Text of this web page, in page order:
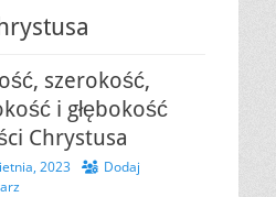
szerokość,
i głębokość
Chrystusa
2023
Dodaj